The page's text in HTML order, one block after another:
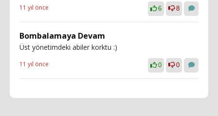
11 yıl önce 6 8
Bombalamaya Devam
Üst yönetimdeki abiler korktu :)
11 yıl önce 0 0